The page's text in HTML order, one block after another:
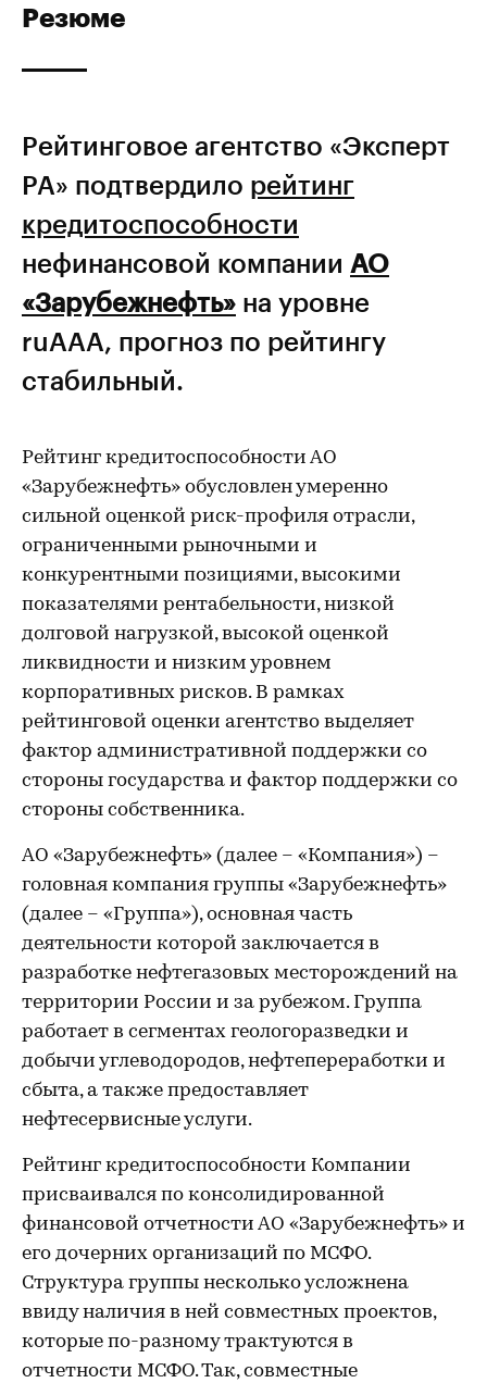
Резюме
Рейтинговое агентство «Эксперт
РА» подтвердило рейтинг
кредитоспособности
нефинансовой компании АО
«Зарубежнефть» на уровне
ruAAA, прогноз по рейтингу
стабильный.
Рейтинг кредитоспособности АО
«Зарубежнефть» обусловлен умеренно
сильной оценкой риск-профиля отрасли,
ограниченными рыночными и
конкурентными позициями, высокими
показателями рентабельности, низкой
долговой нагрузкой, высокой оценкой
ликвидности и низким уровнем
корпоративных рисков. В рамках
рейтинговой оценки агентство выделяет
фактор административной поддержки со
стороны государства и фактор поддержки со
стороны собственника.
АО «Зарубежнефть» (далее – «Компания») –
головная компания группы «Зарубежнефть»
(далее – «Группа»), основная часть
деятельности которой заключается в
разработке нефтегазовых месторождений на
территории России и за рубежом. Группа
работает в сегментах геологоразведки и
добычи углеводородов, нефтепереработки и
сбыта, а также предоставляет
нефтесервисные услуги.
Рейтинг кредитоспособности Компании
присваивался по консолидированной
финансовой отчетности АО «Зарубежнефть» и
его дочерних организаций по МСФО.
Структура группы несколько усложнена
ввиду наличия в ней совместных проектов,
которые по-разному трактуются в
отчетности МСФО. Так, совместные